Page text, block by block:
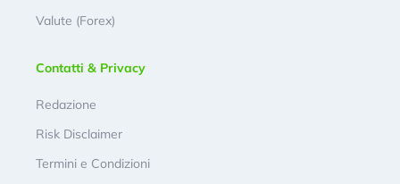
Valute (Forex)
Contatti & Privacy
Redazione
Risk Disclaimer
Termini e Condizioni